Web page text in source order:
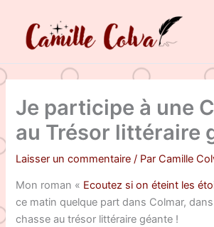
contenu
Je participe à une
au Trésor littéraire
Laisser un commentaire / ParCamille
Mon roman « Ecoutez si on éteint les
ce matin quelque part dans Colmar, dans
chasse au trésor littéraire géante !